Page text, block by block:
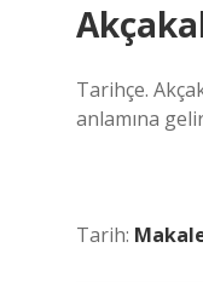
Tarihçe.
anlamına
Tarih: